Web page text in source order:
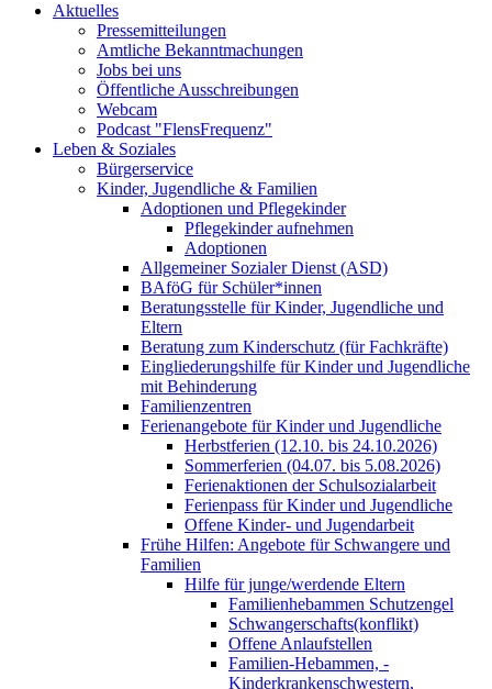
Aktuelles
Pressemitteilungen
Amtliche Bekanntmachungen
Jobs bei uns
Öffentliche Ausschreibungen
Webcam
Podcast "FlensFrequenz"
Leben & Soziales
Bürgerservice
Kinder, Jugendliche & Familien
Adoptionen und Pflegekinder
Pflegekinder aufnehmen
Adoptionen
Allgemeiner Sozialer Dienst (ASD)
BAföG für Schüler*innen
Beratungsstelle für Kinder, Jugendliche und
Eltern
Beratung zum Kinderschutz (für Fachkräfte)
Eingliederungshilfe für Kinder und Jugendliche
mit Behinderung
Familienzentren
Ferienangebote für Kinder und Jugendliche
Herbstferien (12.10. bis 24.10.2026)
Sommerferien (04.07. bis 5.08.2026)
Ferienaktionen der Schulsozialarbeit
Ferienpass für Kinder und Jugendliche
Offene Kinder- und Jugendarbeit
Frühe Hilfen: Angebote für Schwangere und
Familien
Hilfe für junge/werdende Eltern
Familienhebammen Schutzengel
Schwangerschafts(konflikt)
Offene Anlaufstellen
Familien-Hebammen, -
Kinderkrankenschwestern,